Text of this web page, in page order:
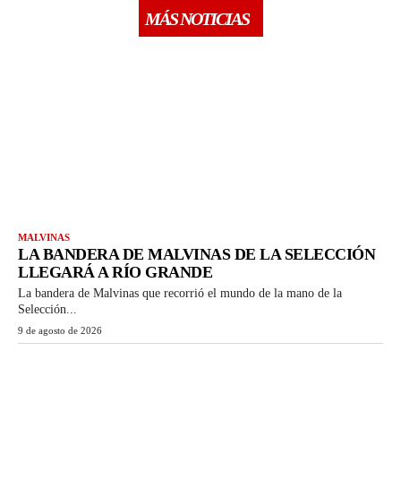
MÁS NOTICIAS
MALVINAS
LA BANDERA DE MALVINAS DE LA SELECCIÓN
LLEGARÁ A RÍO GRANDE
La bandera de Malvinas que recorrió el mundo de la mano de la
Selección...
9 de agosto de 2026